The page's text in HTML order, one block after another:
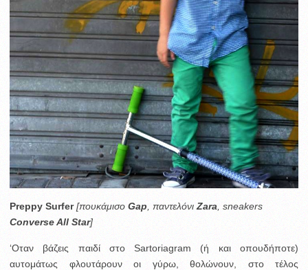
Preppy Surfer[πουκάμισο Gap , παντελόνι Zara , sneakers
Converse All Star]
‘Οταν βάζεις παιδί στο Sartoriagram (ή και οπουδήποτε)
αυτομάτως φλουτάρουν οι γύρω, θολώνουν, στο τέλος